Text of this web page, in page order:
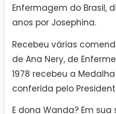
Enfermagem do Brasil,
anos por Josephina.
Recebeu várias
de Ana Nery, de
1978 recebeu a
conferida pelo
E dona Wanda? Em